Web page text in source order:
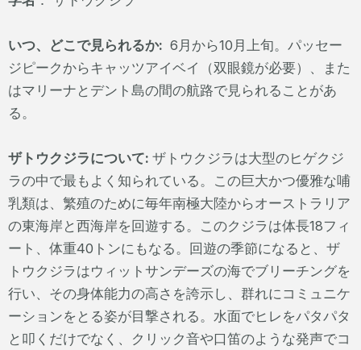
いつ、どこで見られるか: 6月から10月上旬。パッセー
ジピークからキャッツアイベイ（双眼鏡が必要）、また
はマリーナとデント島の間の航路で見られることがあ
る。
ザトウクジラについて: ザトウクジラは大型のヒゲクジ
ラの中で最もよく知られている。この巨大かつ優雅な哺
乳類は、繁殖のために毎年南極大陸からオーストラリア
の東海岸と西海岸を回遊する。このクジラは体長18フィ
ート、体重40トンにもなる。回遊の季節になると、ザ
トウクジラはウィットサンデーズの海でブリーチングを
行い、その身体能力の高さを誇示し、群れにコミュニケ
ーションをとる姿が目撃される。水面でヒレをパタパタ
と叩くだけでなく、クリック音や口笛のような発声でコ